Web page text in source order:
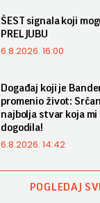
ŠEST signala koji
PRELJUBU
6.8.2026. 16:00
Događaj koji je
promenio život:
najbolja stvar koja mi
dogodila!
6.8.2026. 14:42
POGLEDAJ